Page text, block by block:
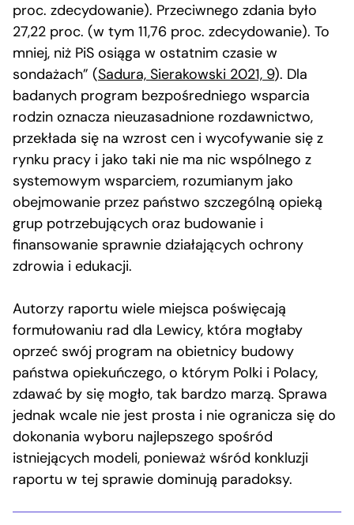
proc. zdecydowanie). Przeciwnego zdania było
27,22 proc. (w tym 11,76 proc. zdecydowanie). To
mniej, niż PiS osiąga w ostatnim czasie w
sondażach” (Sadura, Sierakowski 2021, 9). Dla
badanych program bezpośredniego wsparcia
rodzin oznacza nieuzasadnione rozdawnictwo,
przekłada się na wzrost cen i wycofywanie się z
rynku pracy i jako taki nie ma nic wspólnego z
systemowym wsparciem, rozumianym jako
obejmowanie przez państwo szczególną opieką
grup potrzebujących oraz budowanie i
finansowanie sprawnie działających ochrony
zdrowia i edukacji.
Autorzy raportu wiele miejsca poświęcają
formułowaniu rad dla Lewicy, która mogłaby
oprzeć swój program na obietnicy budowy
państwa opiekuńczego, o którym Polki i Polacy,
zdawać by się mogło, tak bardzo marzą. Sprawa
jednak wcale nie jest prosta i nie ogranicza się do
dokonania wyboru najlepszego spośród
istniejących modeli, ponieważ wśród konkluzji
raportu w tej sprawie dominują paradoksy.